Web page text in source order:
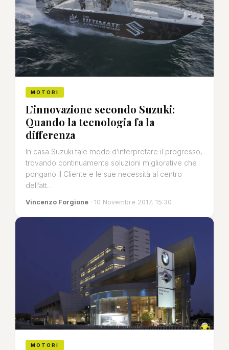
MOTORI
L’innovazione secondo Suzuki:
Quando la tecnologia fa la
differenza
In casa Suzuki tale modo d’interpretare il progresso,
trovando continuamente soluzioni migliorative che
pongano il Cliente e le sue necessità al centro
dell’att…
Vincenzo Forgione · 10 Novembre 2017, 15:30
MOTORI